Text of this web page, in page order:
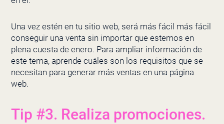
Una vez estén en tu sitio web, será más fácil más fácil
conseguir una venta sin importar que estemos en
plena cuesta de enero. Para ampliar información de
este tema, aprende cuáles son los requisitos que se
necesitan para generar más ventas en una página
web.
Tip #3. Realiza promociones.